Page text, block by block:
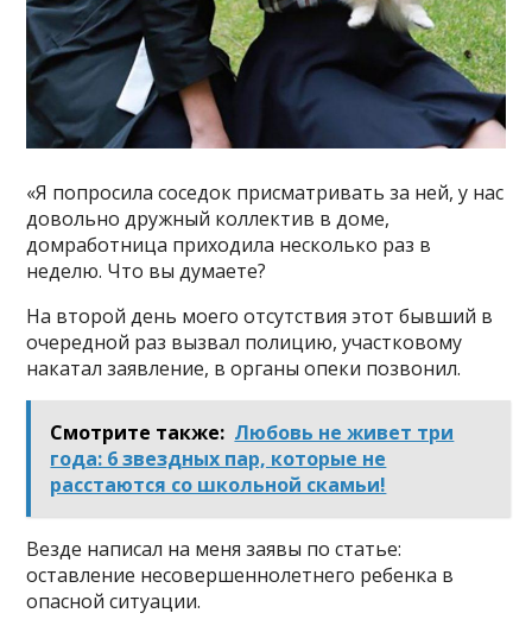
«Я попросила соседок присматривать за ней, у нас
довольно дружный коллектив в доме,
домработница приходила несколько раз в
неделю. Что вы думаете?
На второй день моего отсутствия этот бывший в
очередной раз вызвал полицию, участковому
накатал заявление, в органы опеки позвонил.
Смотрите также: Любовь не живет три
года: 6 звездных пар, которые не
расстаются со школьной скамьи!
Везде написал на меня заявы по статье:
оставление несовершеннолетнего ребенка в
опасной ситуации.